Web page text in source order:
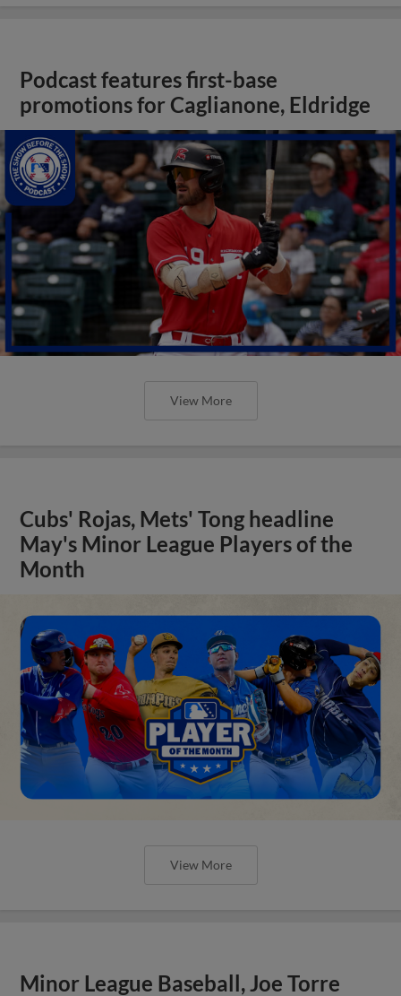
Podcast features first-base
promotions for Caglianone, Eldridge
View More
Cubs' Rojas, Mets' Tong headline
May's Minor League Players of the
Month
View More
Minor League Baseball, Joe Torre